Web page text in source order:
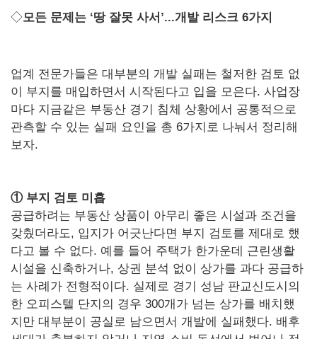
◇모든 문제는 ‘땅 잘못 사서’...개발 리스크 6가지
업계 전문가들은 대부분의 개발 실패는 철저한 검토 없
이 부지를 매입하면서 시작된다고 입을 모은다. 사업장
마다 지금같은 부동산 경기 침체 상황에서 공통적으로
관측할 수 있는 실패 요인을 총 6가지로 나눠서 정리해
보자.
①부지 검토 미흡
공급하려는 부동산 상품이 아무리 좋은 시설과 조건을
갖췄더라도, 입지가 어긋난다면 부지 검토를 제대로 했
다고 볼 수 없다. 예를 들어 주택가 한가운데 근린생활
시설을 신축하거나, 상권 분석 없이 상가를 과다 공급하
는 사례가 전형적이다. 실제로 경기 성남 판교신도시의
한 오피스텔 단지의 경우 300개가 넘는 상가를 배치했
지만 대부분이 공실로 남으면서 개발에 실패했다. 배후